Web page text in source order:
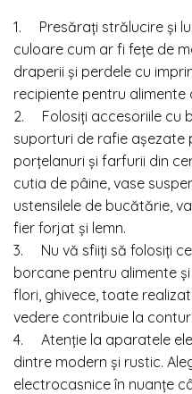
1. Presărați strălucire și
culoare cum ar fi fețe de
draperii și perdele cu
recipiente pentru alimente
2. Folosiți accesoriile cu
suporturi de rafie așezate
porțelanuri și farfurii din
cutia de pâine, vase
ustensilele de bucătărie,
fier forjat și lemn.
3. Nu vă sfiiți să folosiți
borcane pentru alimente
flori, ghivece, toate
vedere contribuie la
4. Atenție la aparatele
dintre modern și rustic.
electrocasnice în nuanțe